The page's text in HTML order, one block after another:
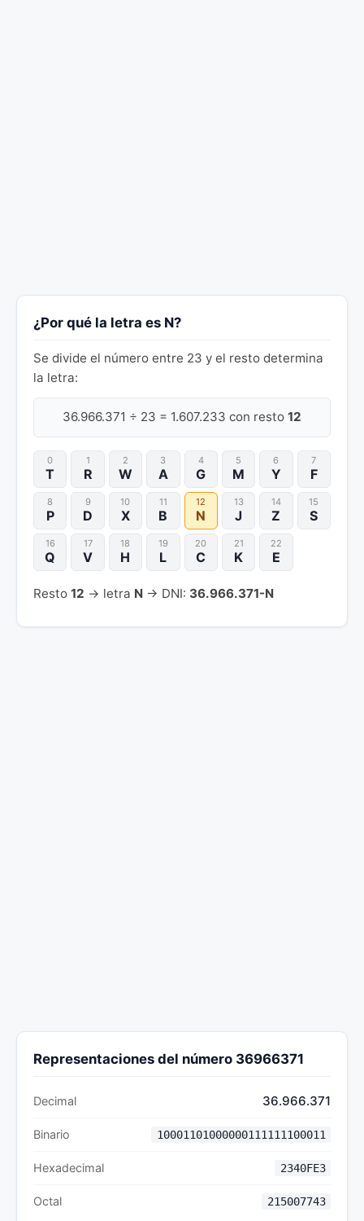
¿Por qué la letra es N?
Se divide el número entre 23 y el resto determina
la letra:
36.966.371 ÷ 23 = 1.607.233 con resto 12
0
T
1
R
2
W
3
A
4
G
5
M
6
Y
7
F
8
P
9
D
10
X
11
B
12
N
13
J
14
Z
15
S
16
Q
17
V
18
H
19
L
20
C
21
K
22
E
Resto 12 → letra N → DNI: 36.966.371-N
Representaciones del número 36966371
Decimal 36.966.371
Binario 10001101000000111111100011
Hexadecimal 2340FE3
Octal 215007743